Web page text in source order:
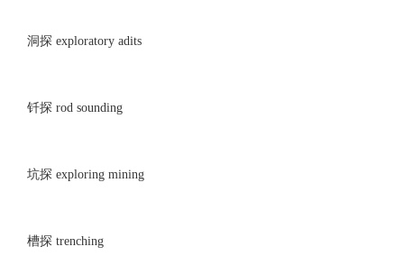
洞探 exploratory adits
钎探 rod sounding
坑探 exploring mining
槽探 trenching